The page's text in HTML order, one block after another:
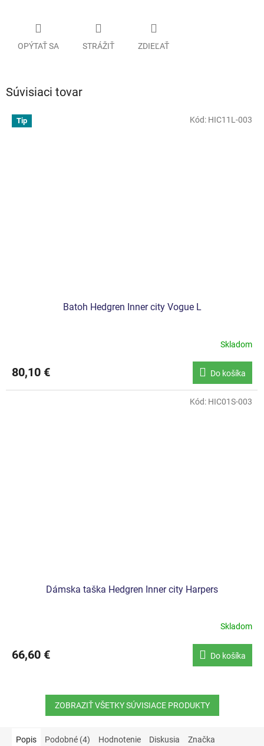
OPÝTAŤ SA STRÁŽIŤ ZDIEĽAŤ
Súvisiaci tovar
Tip
Batoh Hedgren Inner city Vogue L
Skladom
80,10 € Do košíka
Kód: HIC11L-003
Dámska taška Hedgren Inner city Harpers
Skladom
66,60 € Do košíka
Kód: HIC01S-003
ZOBRAZIŤ VŠETKY SÚVISIACE PRODUKTY
Popis Podobné (4) Hodnotenie Diskusia Značka